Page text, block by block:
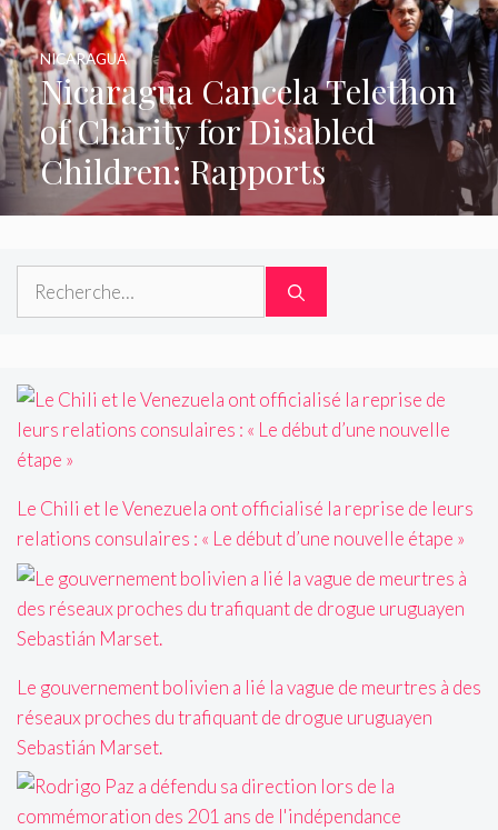
Nicaragua Cancela Telethon
of Charity for Disabled
Children: Rapports
NICARAGUA
Rechercher :
Le Chili et le Venezuela ont officialisé la reprise de leurs
relations consulaires : « Le début d’une nouvelle étape »
Le gouvernement bolivien a lié la vague de meurtres à des
réseaux proches du trafiquant de drogue uruguayen
Sebastián Marset.